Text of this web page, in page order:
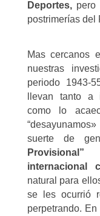
Deportes,pero
postrimerías del
Mas cercanos
nuestras
periodo 1943-
llevan tanto a
como lo
suerte de
internacional
natural para
se les ocurrió
perpetrando.